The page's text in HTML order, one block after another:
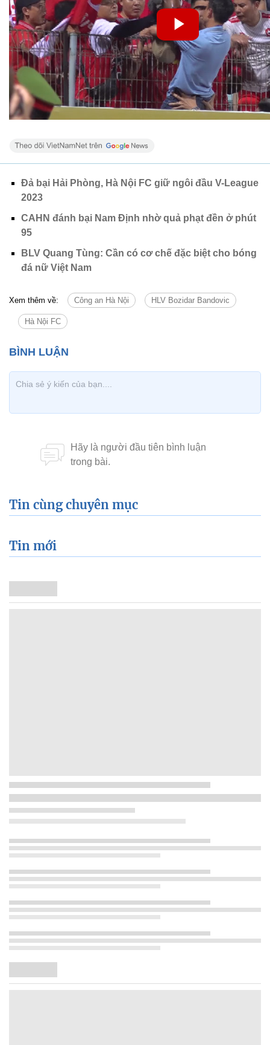
Đả bại Hải Phòng, Hà Nội FC giữ ngôi đầu V-League
2023
CAHN đánh bại Nam Định nhờ quả phạt đền ở phút
95
BLV Quang Tùng: Cần có cơ chế đặc biệt cho bóng
đá nữ Việt Nam
Xem thêm về: Công an Hà Nội HLV Bozidar Bandovic
Hà Nội FC
Tin cùng chuyên mục
Tin mới